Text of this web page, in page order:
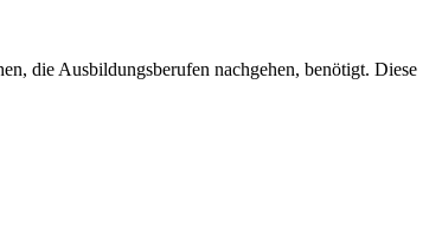
die Ausbildungsberufen nachgehen, benötigt. Diese